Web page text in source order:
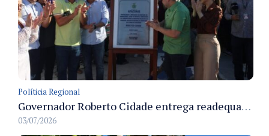
Políticia Regional
Governador Roberto Cidade entrega readequação do ambulatório da FCecon e amplia capacidade de atendimento oncológico em Manaus
03/07/2026